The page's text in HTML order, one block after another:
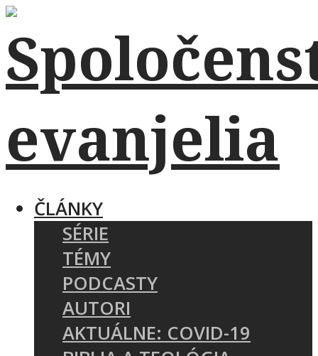
ČLÁNKY
SÉRIE
TÉMY
PODCASTY
AUTORI
AKTUÁLNE: COVID-19